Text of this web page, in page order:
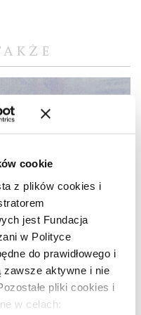
cookie
z plików cookies i
jest Fundacja
w Polityce
do prawidłowego i
zawsze aktywne i nie
pliki cookies i
w celach: